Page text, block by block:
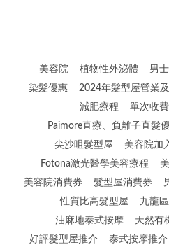
美容院 植物性外泌體 男
染髮優惠
2024年髮型屋營業
減肥療程
單次收
Paimore直療、負離子直髮
尖沙咀髮型屋
美容院加
Fotona激光醫學美容療程
美容院消費券
髮型屋消費券
性質比高髮型屋
九龍
油麻地泰式按摩
天然有
好評髮型屋推介
泰式按摩推介